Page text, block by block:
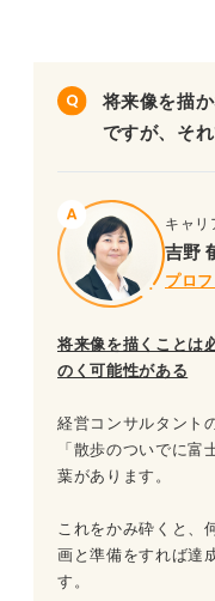
将来像を描
ですが、そ
キャリ
吉野
プロ
将来像を描くことは
のく可能性がある
経営コンサルタント
「散歩のついでに
葉があります。
これをかみ砕くと、
画と準備をすれば達
す。